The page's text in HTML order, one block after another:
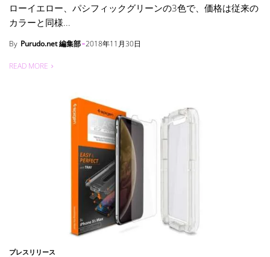
ローイエロー、パシフィックグリーンの3色で、価格は従来の
カラーと同様...
By Purudo.net 編集部 2018年11月30日
READ MORE
プレスリリース